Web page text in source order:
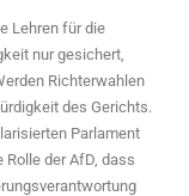
Lehren für die
nur gesichert,
Richterwahlen
des Gerichts.
Parlament
der AfD, dass